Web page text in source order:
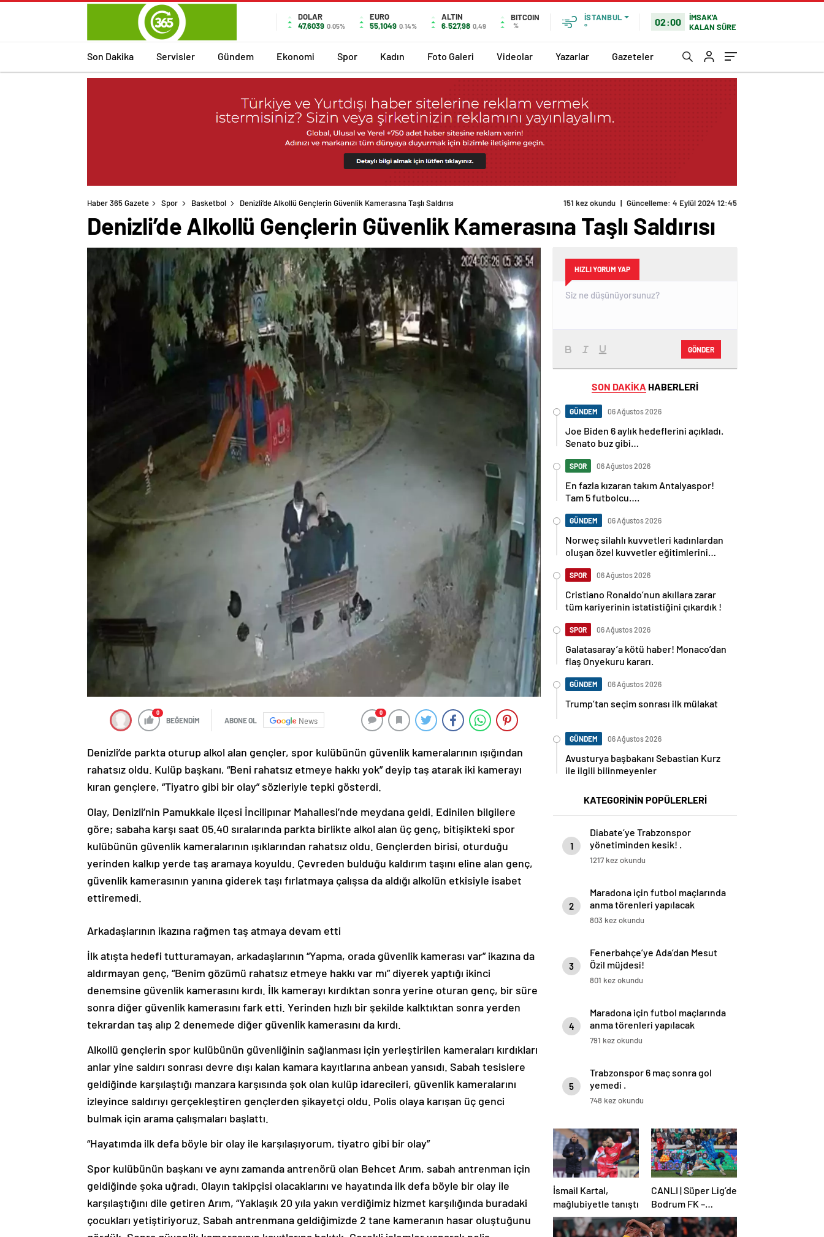
DOLAR
47,6039 0.05%
EURO
55,1049 0.14%
ALTIN
6.527,98 0,49
BITCOIN
%
İSTANBUL
°
02:00
İMSAK'A
KALAN SÜRE
Son Dakika Servisler Gündem Ekonomi Spor Kadın Foto Galeri Videolar Yazarlar Gazeteler
Haber 365 Gazete Spor Basketbol Denizli’de Alkollü Gençlerin Güvenlik Kamerasına Taşlı Saldırısı 151 kez okundu | Güncelleme: 4 Eylül 2024 12:45
Denizli’de Alkollü Gençlerin Güvenlik Kamerasına Taşlı Saldırısı
0
BEĞENDİM ABONE OL News
0
Denizli’de parkta oturup alkol alan gençler, spor kulübünün güvenlik kameralarının ışığından
rahatsız oldu. Kulüp başkanı, “Beni rahatsız etmeye hakkı yok” deyip taş atarak iki kamerayı
kıran gençlere, “Tiyatro gibi bir olay” sözleriyle tepki gösterdi.
Olay, Denizli’nin Pamukkale ilçesi İncilipınar Mahallesi’nde meydana geldi. Edinilen bilgilere
göre; sabaha karşı saat 05.40 sıralarında parkta birlikte alkol alan üç genç, bitişikteki spor
kulübünün güvenlik kameralarının ışıklarından rahatsız oldu. Gençlerden birisi, oturduğu
yerinden kalkıp yerde taş aramaya koyuldu. Çevreden bulduğu kaldırım taşını eline alan genç,
güvenlik kamerasının yanına giderek taşı fırlatmaya çalışsa da aldığı alkolün etkisiyle isabet
ettiremedi.
Arkadaşlarının ikazına rağmen taş atmaya devam etti
İlk atışta hedefi tutturamayan, arkadaşlarının “Yapma, orada güvenlik kamerası var” ikazına da
aldırmayan genç, “Benim gözümü rahatsız etmeye hakkı var mı” diyerek yaptığı ikinci
denemsine güvenlik kamerasını kırdı. İlk kamerayı kırdıktan sonra yerine oturan genç, bir süre
sonra diğer güvenlik kamerasını fark etti. Yerinden hızlı bir şekilde kalktıktan sonra yerden
tekrardan taş alıp 2 denemede diğer güvenlik kamerasını da kırdı.
Alkollü gençlerin spor kulübünün güvenliğinin sağlanması için yerleştirilen kameraları kırdıkları
anlar yine saldırı sonrası devre dışı kalan kamara kayıtlarına anbean yansıdı. Sabah tesislere
geldiğinde karşılaştığı manzara karşısında şok olan kulüp idarecileri, güvenlik kameralarını
izleyince saldırıyı gerçekleştiren gençlerden şikayetçi oldu. Polis olaya karışan üç genci
bulmak için arama çalışmaları başlattı.
“Hayatımda ilk defa böyle bir olay ile karşılaşıyorum, tiyatro gibi bir olay”
Spor kulübünün başkanı ve aynı zamanda antrenörü olan Behcet Arım, sabah antrenman için
geldiğinde şoka uğradı. Olayın takipçisi olacaklarını ve hayatında ilk defa böyle bir olay ile
karşılaştığını dile getiren Arım, “Yaklaşık 20 yıla yakın verdiğimiz hizmet karşılığında buradaki
çocukları yetiştiriyoruz. Sabah antrenmana geldiğimizde 2 tane kameranın hasar oluştuğunu
HIZLI YORUM YAP
GÖNDER
SON DAKİKA HABERLERİ
GÜNDEM 06 Ağustos 2026
Joe Biden 6 aylık hedeflerini açıkladı.
Senato buz gibi…
SPOR 06 Ağustos 2026
En fazla kızaran takım Antalyaspor!
Tam 5 futbolcu….
GÜNDEM 06 Ağustos 2026
Norweç silahlı kuvvetleri kadınlardan
oluşan özel kuvvetler eğitimlerini
SPOR 06 Ağustos 2026
Cristiano Ronaldo’nun akıllara zarar
tüm kariyerinin istatistiğini çıkardık !
SPOR 06 Ağustos 2026
Galatasaray’a kötü haber! Monaco’dan
flaş Onyekuru kararı.
GÜNDEM 06 Ağustos 2026
Trump’tan seçim sonrası ilk mülakat
GÜNDEM 06 Ağustos 2026
Avusturya başbakanı Sebastian Kurz
ile ilgili bilinmeyenler
KATEGORİNİN POPÜLERLERİ
1
Diabate’ye Trabzonspor
yönetiminden kesik! .
1217 kez okundu
2
Maradona için futbol maçlarında
anma törenleri yapılacak
803 kez okundu
3
Fenerbahçe’ye Ada’dan Mesut
Özil müjdesi!
801 kez okundu
4
Maradona için futbol maçlarında
anma törenleri yapılacak
791 kez okundu
5
Trabzonspor 6 maç sonra gol
yemedi .
748 kez okundu
İsmail Kartal,
mağlubiyetle tanıştı
CANLI | Süper Lig’de
Bodrum FK –
Fenerbahçe maçı!